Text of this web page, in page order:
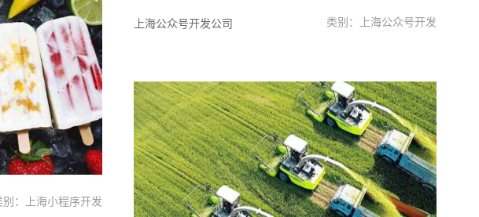
别：上海小程序开发 上海公众号开发公司 类别：上海公众号开发